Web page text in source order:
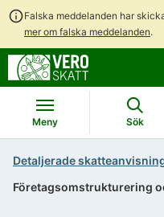
Falska meddelanden har
mer om falska meddelanden.
Meny Sök
Detaljerade
Företagsomstrukturering